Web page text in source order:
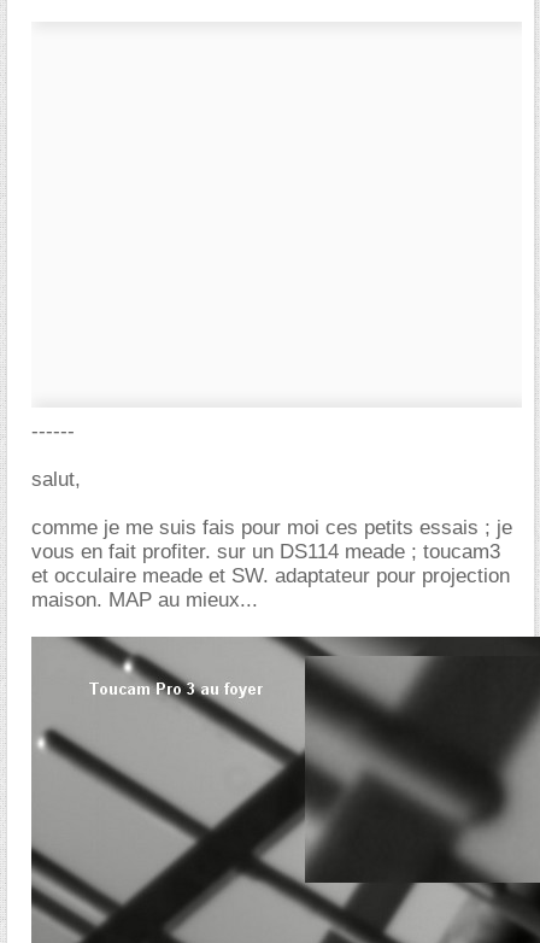
------
salut,
comme je me suis fais pour moi ces petits essais ; je
vous en fait profiter. sur un DS114 meade ; toucam3
et occulaire meade et SW. adaptateur pour projection
maison. MAP au mieux...